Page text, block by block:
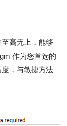
高无上，能够
作为您首选的
，与敏捷方法